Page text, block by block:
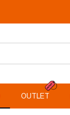
OUTLET